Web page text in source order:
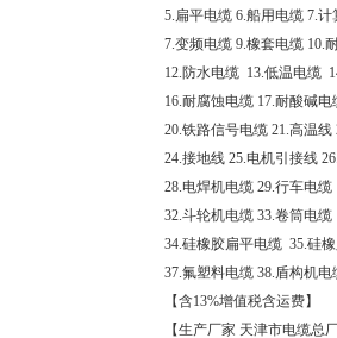
5.扁平电缆 6.船用电缆 7.计
7.变频电缆 9.橡套电缆 10.
12.防水电缆 13.低温电缆
16.耐腐蚀电缆 17.耐酸碱电
20.铁路信号电缆 21.高温线
24.接地线 25.电机引接线
28.电焊机电缆 29.行车电缆
32.斗轮机电缆 33.卷筒电缆
34.硅橡胶扁平电缆 35.硅
37.氟塑料电缆 38.盾构机电
【含13%增值税含运费】
【生产厂家 天津市电缆总